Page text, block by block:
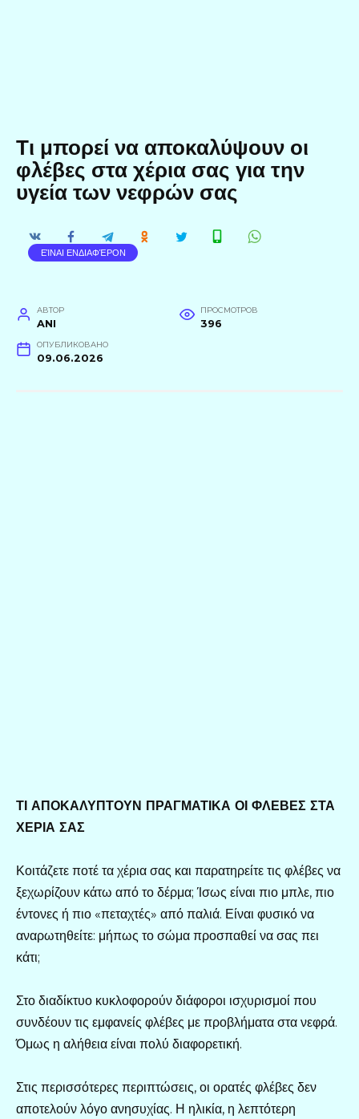
Τι μπορεί να αποκαλύψουν οι
φλέβες στα χέρια σας για την
υγεία των νεφρών σας
ΕΊΝΑΙ ΕΝΔΙΑΦΈΡΟΝ
АВТОР
ANI
ПРОСМОТРОВ
396
ОПУБЛИКОВАНО
09.06.2026
ΤΙ ΑΠΟΚΑΛΥΠΤΟΥΝ ΠΡΑΓΜΑΤΙΚΑ ΟΙ ΦΛΕΒΕΣ ΣΤΑ
ΧΕΡΙΑ ΣΑΣ
Κοιτάζετε ποτέ τα χέρια σας και παρατηρείτε τις φλέβες να
ξεχωρίζουν κάτω από το δέρμα; Ίσως είναι πιο μπλε, πιο
έντονες ή πιο «πεταχτές» από παλιά. Είναι φυσικό να
αναρωτηθείτε: μήπως το σώμα προσπαθεί να σας πει
κάτι;
Στο διαδίκτυο κυκλοφορούν διάφοροι ισχυρισμοί που
συνδέουν τις εμφανείς φλέβες με προβλήματα στα νεφρά.
Όμως η αλήθεια είναι πολύ διαφορετική.
Στις περισσότερες περιπτώσεις, οι ορατές φλέβες δεν
αποτελούν λόγο ανησυχίας. Η ηλικία, η λεπτότερη